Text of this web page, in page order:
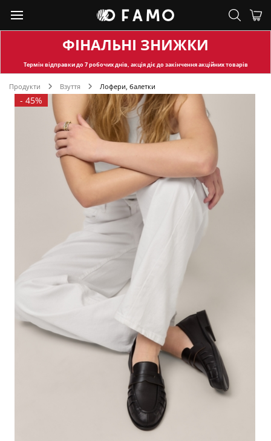
ФІНАЛЬНІ ЗНИЖКИ
Термін відправкидо 7 робочих днів, акція діє до закінчення акційних товарів
Продукти Взуття Лофери, балетки
- 45%